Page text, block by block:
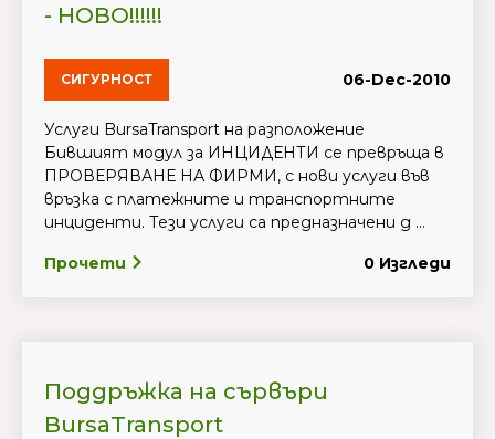
- НОВО!!!!!!
СИГУРНОСТ 06-Dec-2010
Услуги BursaTransport на разположение
Бившият модул за ИНЦИДЕНТИ се превръща в
ПРОВЕРЯВАНЕ НА ФИРМИ, с нови услуги във
връзка с платежните и транспортните
инциденти. Тези услуги са предназначени д ...
Прочети 0 Изгледи
Поддръжка на сървъри
BursaTransport